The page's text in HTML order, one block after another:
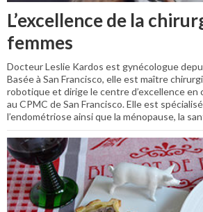
L’excellence de la
femmes
Docteur Leslie Kardos est gynécologue
Basée à San Francisco, elle est maître
robotique et dirige le centre d’excellence en
au CPMC de San Francisco. Elle est
l’endométriose ainsi que la ménopause, la